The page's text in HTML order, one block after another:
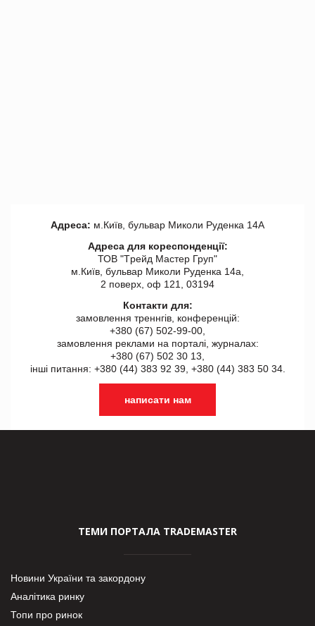
Адреса: м.Київ, бульвар Миколи Руденка 14А
Адреса для кореспонденції:
ТОВ "Tрейд Мастер Груп"
м.Київ, бульвар Миколи Руденка 14а,
2 поверх, оф 121, 03194
Контакти для:
замовлення треннгів, конференцій:
+380 (67) 502-99-00,
замовлення реклами на порталі, журналах:
+380 (67) 502 30 13,
інші питання: +380 (44) 383 92 39, +380 (44) 383 50 34.
написати нам
ТЕМИ ПОРТАЛА TRADEMASTER
Новини України та закордону
Аналітика ринку
Топи про ринок